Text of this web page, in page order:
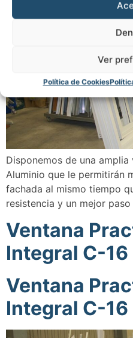
Ver
Política de Cookies
Disponemos de una
Aluminio que le permitirán
fachada al mismo tiempo
resistencia y un mejor paso
Ventana
Integral C-16
Ventana
Integral C-16